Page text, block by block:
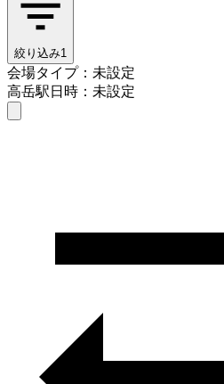
絞り込み1
会場タイプ：未設定
高岳駅日時：未設定